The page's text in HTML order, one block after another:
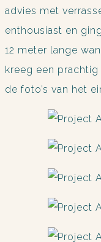
advies met
enthousiast en
12 meter lange
kreeg een
de foto’s van het